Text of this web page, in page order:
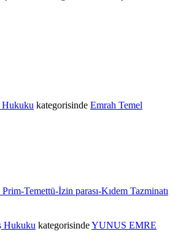
Hukuku kategorisinde Emrah Temel
Temettü-İzin parası-Kıdem Tazminatı
Hukuku kategorisindeYUNUS EMRE